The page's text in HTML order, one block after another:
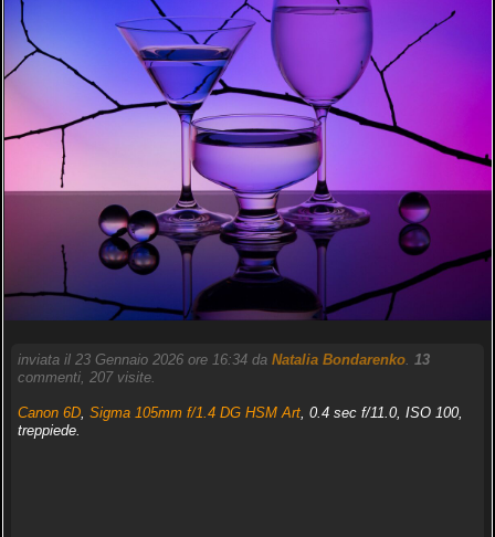
inviata il 23 Gennaio 2026 ore 16:34 da Natalia Bondarenko. 13
commenti, 207 visite.
Canon 6D, Sigma 105mm f/1.4 DG HSM Art, 0.4 sec f/11.0, ISO 100,
treppiede.